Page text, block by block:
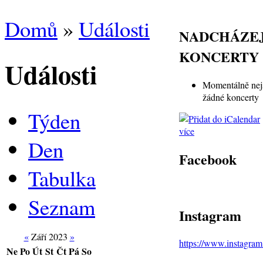
Domů » Události
Události
Týden
Den
Tabulka
Seznam
«Září 2023 »
NePoÚt St ČtPáSo
KONCERTY
Momentálně
žádné koncerty
více
Facebook
Instagram
https://